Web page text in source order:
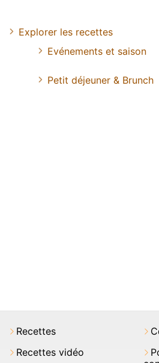
Explorer les recettes
Evénements et saison
Petit déjeuner & Brunch
Recettes
Recettes vidéo